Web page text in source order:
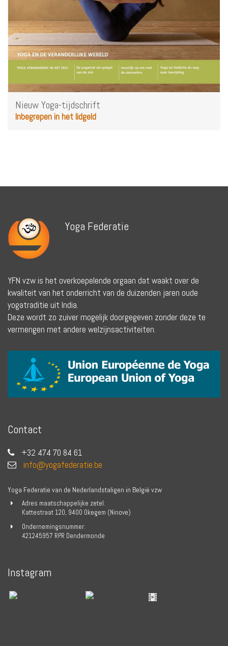
Nieuw Yoga-tijdschrift
Inbegrepen in het lidgeld
Yoga Federatie
YFN vzw is het overkoepelende orgaan dat waakt over de
kwaliteit van het onderricht van de duizenden jaren oude
yogatraditie uit India.
Deze wordt zo zuiver mogelijk doorgegeven zonder deze te
vermengen met andere welzijnsactiviteiten.
Contact
+32 474 70 84 61
info@yogafederatie.be
Yoga Federatie van de Nederlandstaligen in België vzw
Adres maatschappelijke zetel:
Kattestraat 120, 9400 Okegem (Ninove)
Ondernemingsnummer:
421245957 RPR Dendermonde
Instagram